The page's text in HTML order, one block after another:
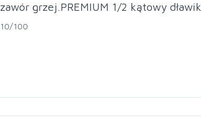
zawór grzej.PREMIUM 1/2 kątowy dławik
10/100